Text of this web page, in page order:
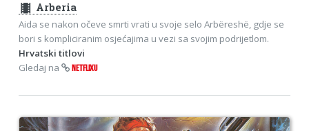
theaters Arberia
Aida se nakon očeve smrti vrati u svoje selo Arbëreshë, gdje se
bori s kompliciranim osjećajima u vezi sa svojim podrijetlom.
Hrvatski titlovi
Gledaj na
NETFLIXU